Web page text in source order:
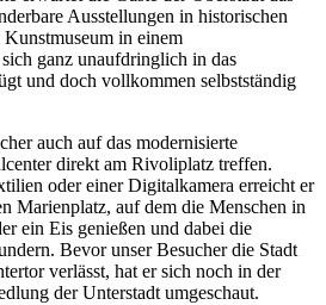
Ausstellungen in historischen
in einem
ganz unaufdringlich in das
und doch vollkommen selbstständig
auch auf das modernisierte
direkt am Rivoliplatz treffen.
oder einer Digitalkamera erreicht er
Marienplatz, auf dem die Menschen in
ein Eis genießen und dabei die
Bevor unser Besucher die Stadt
verlässt, hat er sich noch in der
der Unterstadt umgeschaut.